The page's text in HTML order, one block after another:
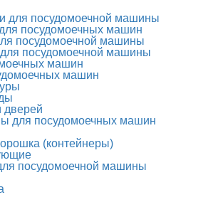
для посудомоечной машины
посудомоечных машин
посудомоечной машины
посудомоечной машины
машин
машин
дверей
для посудомоечных машин
(контейнеры)
посудомоечной машины